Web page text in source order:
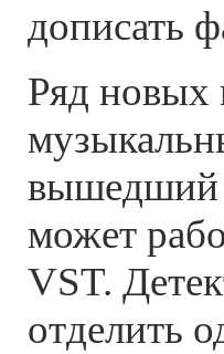
дописать
Ряд новых
вышедший
может
VST.
отделить